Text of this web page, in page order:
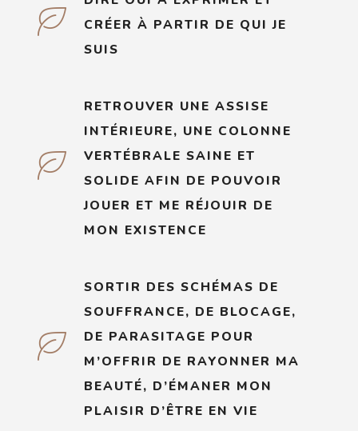
CRÉER À PARTIR DE QUI JE
SUIS
RETROUVER UNE ASSISE
INTÉRIEURE, UNE COLONNE
VERTÉBRALE SAINE ET
SOLIDE AFIN DE POUVOIR
JOUER ET ME RÉJOUIR DE
MON EXISTENCE
SORTIR DES SCHÉMAS DE
SOUFFRANCE, DE BLOCAGE,
DE PARASITAGE POUR
M’OFFRIR DE RAYONNER MA
BEAUTÉ, D’ÉMANER MON
PLAISIR D’ÊTRE EN VIE